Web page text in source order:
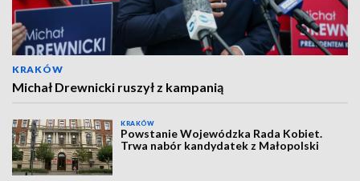
KRAKÓW
Michał Drewnicki ruszył z kampanią
KRAKÓW
Powstanie Wojewódzka Rada Kobiet.
Trwa nabór kandydatek z Małopolski